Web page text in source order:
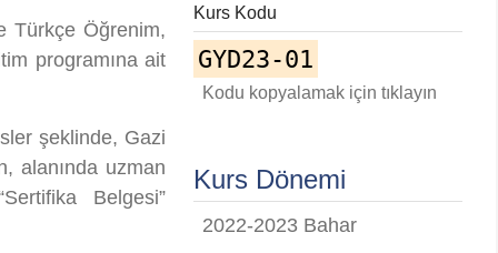
Türkçe Öğrenim,
programına ait
şeklinde, Gazi
alanında uzman
Belgesi”
Kurs Kodu
GYD23-01
Kodu kopyalamak için tıklayın
Kurs Dönemi
2022-2023 Bahar